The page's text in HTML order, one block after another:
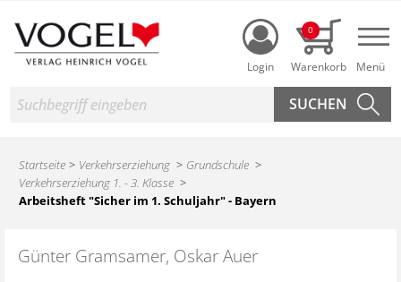
Login
0
Suche
Startseite Verkehrserziehung
Grundschule
Verkehrserziehung 1. - 3. Klasse
Arbeitsheft "Sicher im 1. Schuljahr" - Bayern
Günter Gramsamer, Oskar Auer